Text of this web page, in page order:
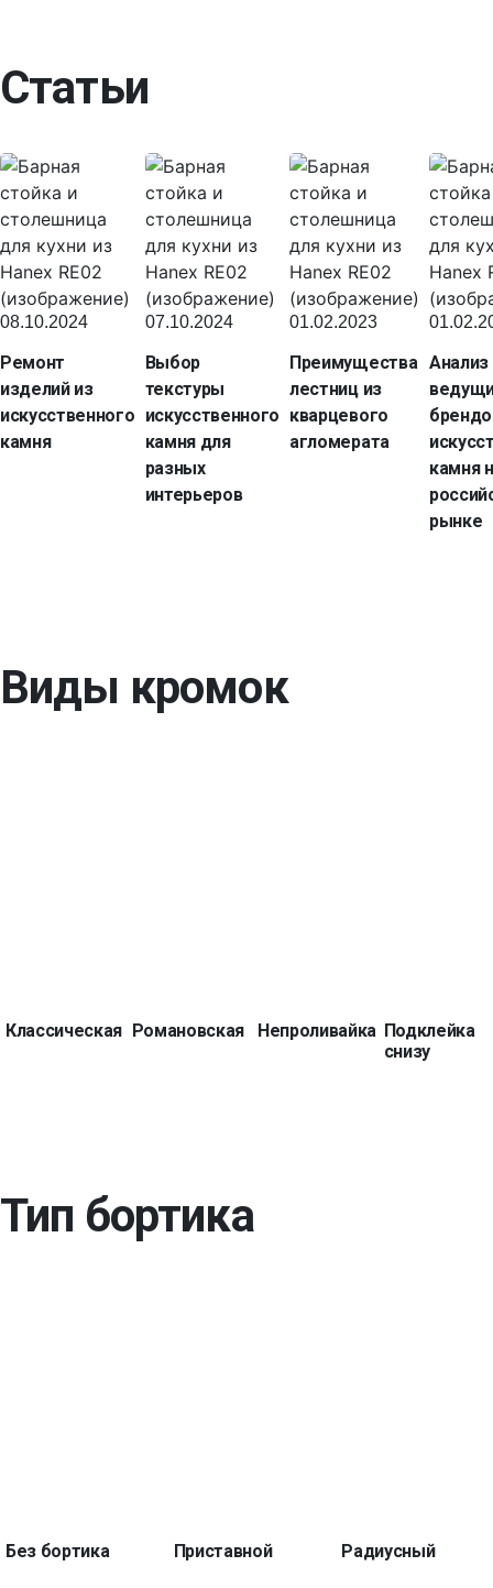
Статьи
08.10.2024
Ремонт
изделий из
искусственного
камня
07.10.2024
Выбор
текстуры
искусственного
камня для
разных
интерьеров
01.02.2023
Преимущества
лестниц из
кварцевого
агломерата
Анализ
камня
рынке
Виды кромок
Классическая Романовская Непроливайка Подклейка
снизу
Тип бортика
Без бортика Приставной Радиусный